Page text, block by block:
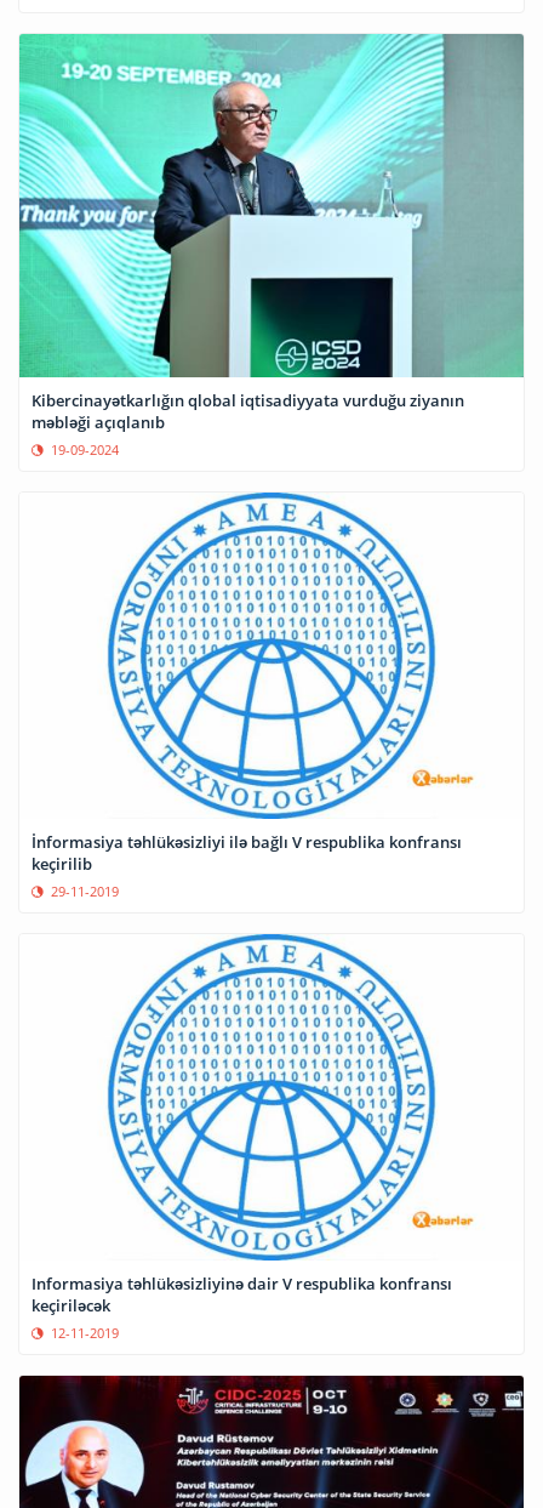
Kibercinayətkarlığın qlobal iqtisadiyyata vurduğu ziyanın
məbləği açıqlanıb
19-09-2024
İnformasiya təhlükəsizliyi ilə bağlı V respublika konfransı
keçirilib
29-11-2019
Informasiya təhlükəsizliyinə dair V respublika konfransı
keçiriləcək
12-11-2019